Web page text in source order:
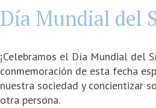
Día Mundial del
¡Celebramos el Día Mundial del
conmemoración de esta fecha
nuestra sociedad y concientizar
otra persona.